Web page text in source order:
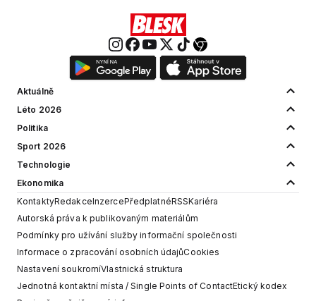
Aktuálně
Léto 2026
Politika
Sport 2026
Technologie
Ekonomika
KontaktyRedakceInzercePředplatnéRSSKariéra
Autorská práva k publikovaným materiálům
Podmínky pro užívání služby informační společnosti
Informace o zpracování osobních údajůCookies
Nastavení soukromíVlastnická struktura
Jednotná kontaktní místa / Single Points of ContactEtický kodex